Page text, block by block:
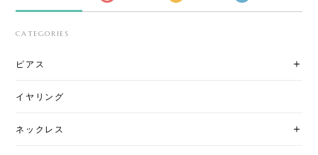
CATEGORIES
ピアス
イヤリング
ネックレス